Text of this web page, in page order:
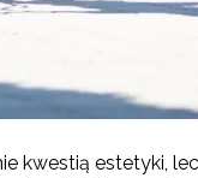
kwestią estetyki,